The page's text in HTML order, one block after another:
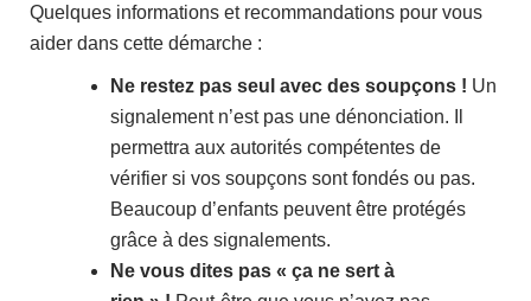
Quelques informations et recommandations pour vous
aider dans cette démarche :
Ne restez pas seul avec des soupçons ! Un
signalement n’est pas une dénonciation. Il
permettra aux autorités compétentes de
vérifier si vos soupçons sont fondés ou pas.
Beaucoup d’enfants peuvent être protégés
grâce à des signalements.
Ne vous dites pas « ça ne sert à